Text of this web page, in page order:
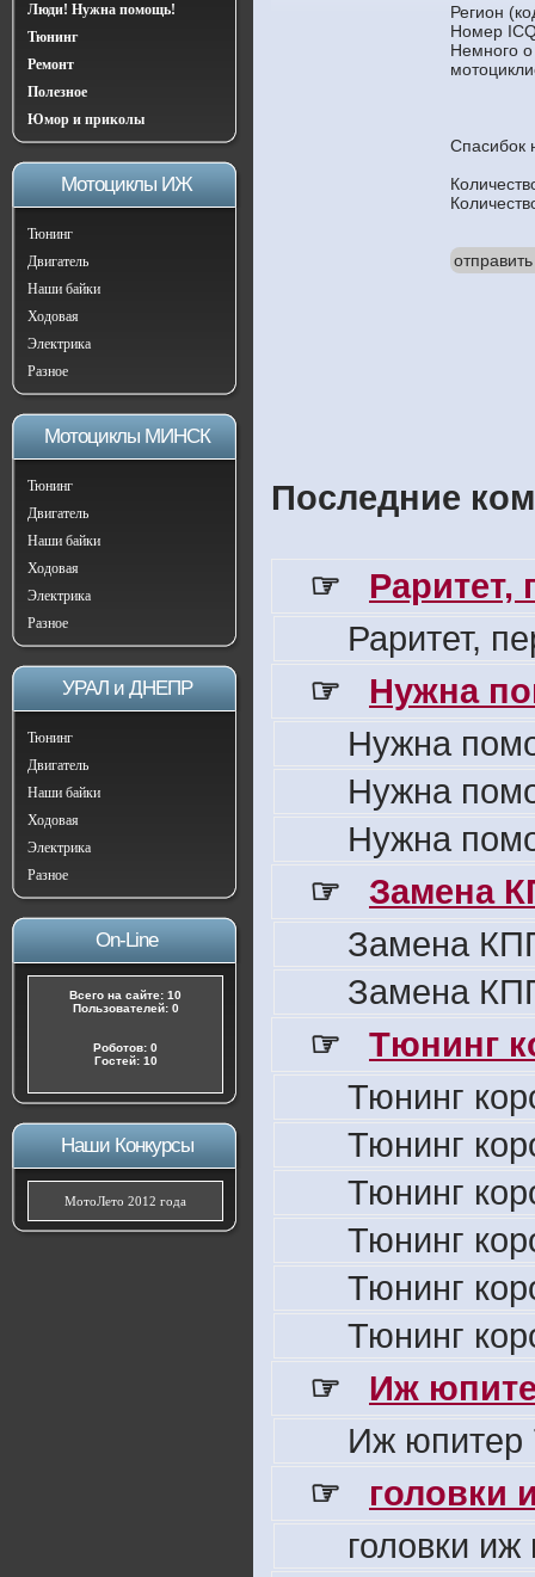
Люди! Нужна помощь!
Тюнинг
Ремонт
Полезное
Юмор и приколы
Мотоциклы ИЖ
Тюнинг
Двигатель
Наши байки
Ходовая
Электрика
Разное
Мотоциклы МИНСК
Тюнинг
Двигатель
Наши байки
Ходовая
Электрика
Разное
УРАЛ и ДНЕПР
Тюнинг
Двигатель
Наши байки
Ходовая
Электрика
Разное
On-Line
Всего на сайте: 10
Пользователей: 0
Роботов: 0
Гостей: 10
Наши Конкурсы
МотоЛето 2012 года
Регион
Номер
Немного
Спасибок
Последние
☞
Раритет,
Раритет,
☞
Нужна
Нужна
Нужна
Нужна
☞
Замена
Замена
Замена
☞
Тюнинг
Тюнинг
Тюнинг
Тюнинг
Тюнинг
Тюнинг
Тюнинг
☞
Иж
Иж юпитер
☞
головки
головки